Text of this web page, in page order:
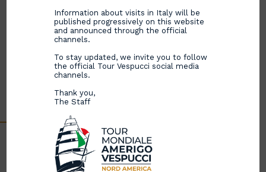
3 giorni di apertura al pubblico e 155 servizi radio e
Information about visits in Italy will be
published progressively on this website
and announced through the official
channels.
To stay updated, we invite you to follow
the official Tour Vespucci social media
channels.
Thank you,
The Staff